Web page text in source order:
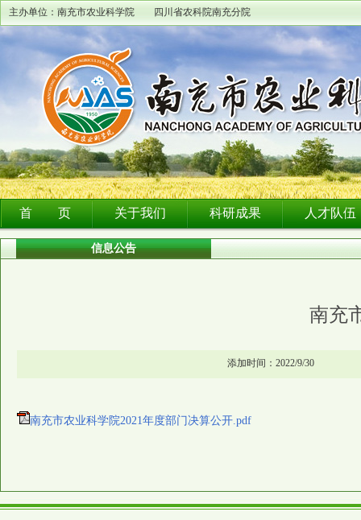
主办单位：南充市农业科学院 四川省农科院南充分院
首 页 关于我们 科研成果 人才队伍
信息公告
南充
添加时间：2022/9/30
南充市农业科学院2021年度部门决算公开.pdf